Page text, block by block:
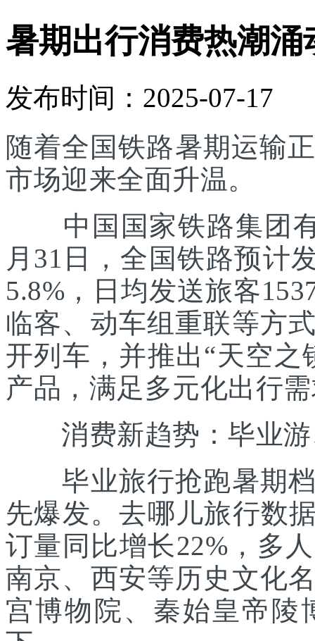
暑期出行消费热潮
发布时间：2025-07-17
随着全国铁路暑期运输
市场迎来全面升温。
中国国家铁路集团有
月31日，全国铁路预计
5.8%，日均发送旅客
临客、动车组重联等方
开列车，并推出“天空
产品，满足多元化出行
消费新趋势：毕业游
毕业旅行抢跑暑期档
先爆发。去哪儿旅行数
订量同比增长22%，多
南京、西安等历史文化
宫博物院、秦始皇帝陵